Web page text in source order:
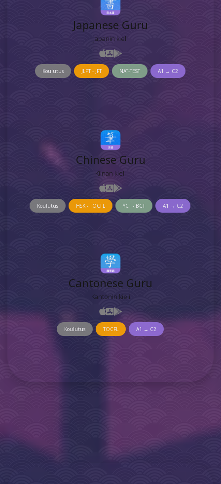
Japanese Guru
Japanin kieli
Koulutus JLPT - JFT NAT-TEST A1 → C2
Chinese Guru
Kiinan kieli
Koulutus HSK - TOCFL YCT - BCT A1 → C2
Cantonese Guru
Kantonin kieli
Koulutus TOCFL A1 → C2